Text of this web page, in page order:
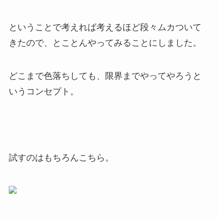
ということで考えれば考えるほど段々ムカついて
きたので、とことんやってみることにしました。
どこまで色落ちしても、限界までやってやろうと
いうコンセプト。
試すのはもちろんこちら。